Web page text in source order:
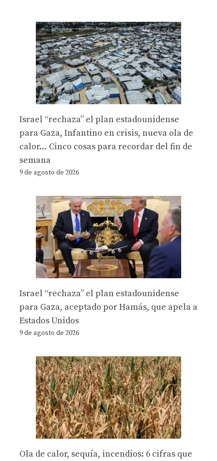
Israel “rechaza” el plan estadounidense
para Gaza, Infantino en crisis, nueva ola de
calor… Cinco cosas para recordar del fin de
semana
9 de agosto de 2026
Israel “rechaza” el plan estadounidense
para Gaza, aceptado por Hamás, que apela a
Estados Unidos
9 de agosto de 2026
Ola de calor, sequía, incendios: 6 cifras que